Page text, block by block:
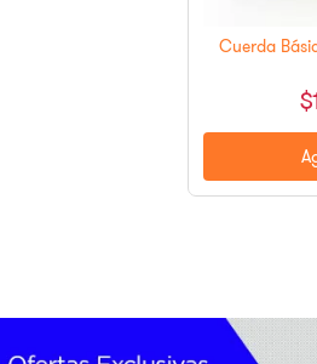
Cuerda
$